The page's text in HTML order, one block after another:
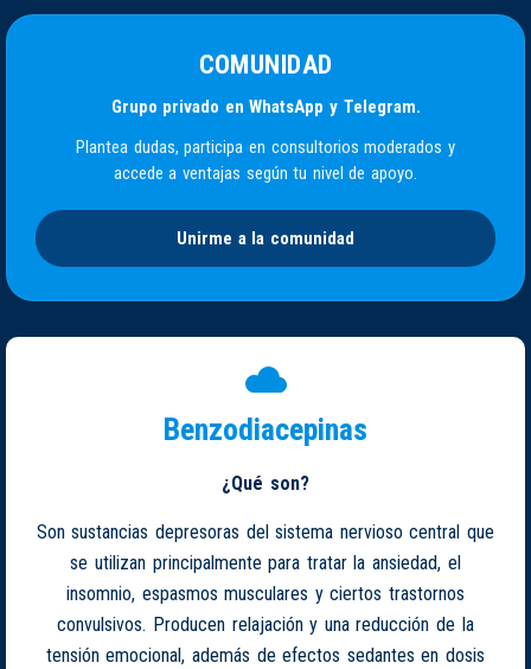
COMUNIDAD
Grupo privado en WhatsApp y Telegram.
Plantea dudas, participa en consultorios moderados y
accede a ventajas según tu nivel de apoyo.
Unirme a la comunidad
Benzodiacepinas
¿Qué son?
Son sustancias depresoras del sistema nervioso central que
se utilizan principalmente para tratar la ansiedad, el
insomnio, espasmos musculares y ciertos trastornos
convulsivos. Producen relajación y una reducción de la
tensión emocional, además de efectos sedantes en dosis